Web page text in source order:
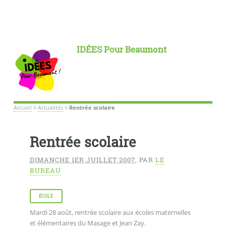
IDÉES Pour Beaumont
Accueil > Actualités> Rentrée scolaire
Rentrée scolaire
DIMANCHE 1ER JUILLET 2007, PAR LE
BUREAU
ÉCOLE
Mardi 28 août, rentrée scolaire aux écoles maternelles
et élémentaires du Masage et Jean Zay.